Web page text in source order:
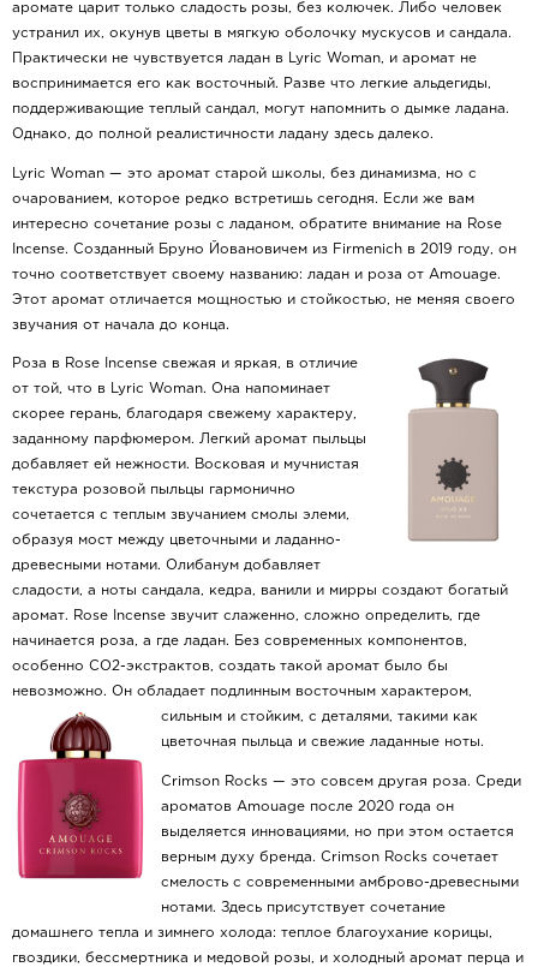
аромате царит только сладость розы, без колючек. Либо человек
устранил их, окунув цветы в мягкую оболочку мускусов и сандала.
Практически не чувствуется ладан в Lyric Woman, и аромат не
воспринимается его как восточный. Разве что легкие альдегиды,
поддерживающие теплый сандал, могут напомнить о дымке ладана.
Однако, до полной реалистичности ладану здесь далеко.
Lyric Woman — это аромат старой школы, без динамизма, но с
очарованием, которое редко встретишь сегодня. Если же вам
интересно сочетание розы с ладаном, обратите внимание на Rose
Incense. Созданный Бруно Йовановичем из Firmenich в 2019 году, он
точно соответствует своему названию: ладан и роза от Amouage.
Этот аромат отличается мощностью и стойкостью, не меняя своего
звучания от начала до конца.
Роза в Rose Incense свежая и яркая, в отличие
от той, что в Lyric Woman. Она напоминает
скорее герань, благодаря свежему характеру,
заданному парфюмером. Легкий аромат пыльцы
добавляет ей нежности. Восковая и мучнистая
текстура розовой пыльцы гармонично
сочетается с теплым звучанием смолы элеми,
образуя мост между цветочными и ладанно-
древесными нотами. Олибанум добавляет
сладости, а ноты сандала, кедра, ванили и мирры создают богатый
аромат. Rose Incense звучит слаженно, сложно определить, где
начинается роза, а где ладан. Без современных компонентов,
особенно CO2-экстрактов, создать такой аромат было бы
невозможно. Он обладает подлинным восточным характером,
сильным и стойким, с деталями, такими как
цветочная пыльца и свежие ладанные ноты.
Crimson Rocks — это совсем другая роза. Среди
ароматов Amouage после 2020 года он
выделяется инновациями, но при этом остается
верным духу бренда. Crimson Rocks сочетает
смелость с современными амброво-древесными
нотами. Здесь присутствует сочетание
домашнего тепла и зимнего холода: теплое благоухание корицы,
гвоздики, бессмертника и медовой розы, и холодный аромат перца и